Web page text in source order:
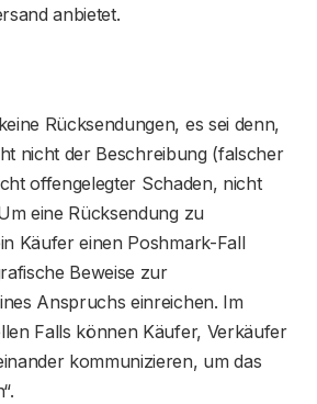
anbietet.
Rücksendungen, es sei denn,
nicht der Beschreibung (falscher
offengelegter Schaden, nicht
eine Rücksendung zu
Käufer einen Poshmark-Fall
Beweise zur
Anspruchs einreichen. Im
Falls können Käufer, Verkäufer
kommunizieren, um das